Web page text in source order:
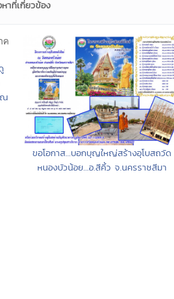
าที่เกี่ยวข้อง
ณ
ขอโอกาส...บอกบุญใหญ่สร้างอุโบสถวัด
หนองบัวน้อย...อ.สีคิ้ว จ.นครราชสีมา